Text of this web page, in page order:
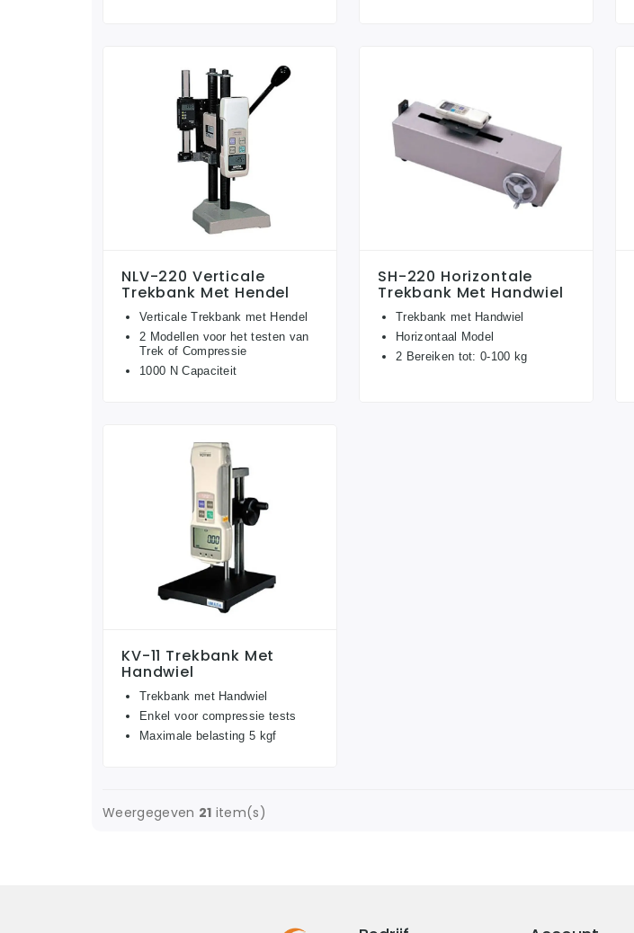
NLV-220 Verticale
Trekbank Met Hendel
Verticale Trekbank met Hendel
2 Modellen voor het testen van
Trek of Compressie
1000 N Capaciteit
SH-220 Horizontale
Trekbank Met Handwiel
Trekbank met Handwiel
Horizontaal Model
2 Bereiken tot: 0-100 kg
KV-11 Trekbank Met
Handwiel
Trekbank met Handwiel
Enkel voor compressie tests
Maximale belasting 5 kgf
Weergegeven 21 item(s)